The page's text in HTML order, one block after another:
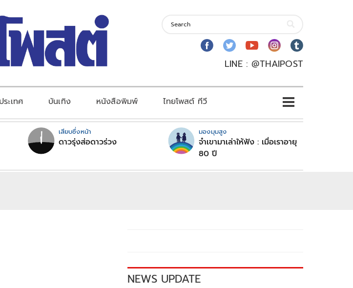
LINE : @THAIPOST
ะเทศ บันเทิง หนังสือพิมพ์ ไทยโพสต์ ทีวี
เสียบซึ่งหน้า
ดาวรุ่งส่อดาวร่วง
มองมุมสูง
จำเขามาเล่าให้ฟัง : เมื่อเราอายุ
80 ปี
NEWS UPDATE